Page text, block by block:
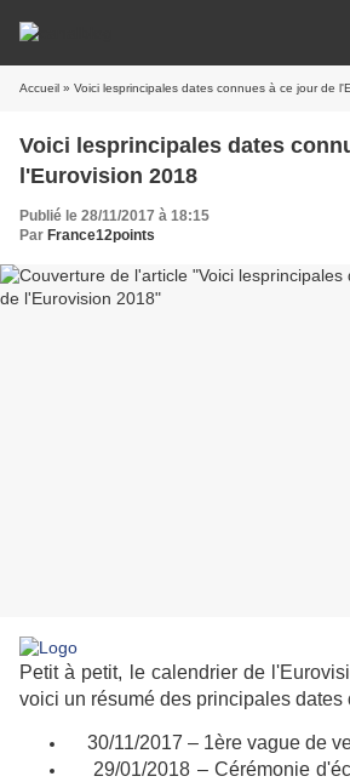
Accueil » Voici lesprincipales dates connues à ce jour de
Voici lesprincipales dates
l'Eurovision 2018
Publié le 28/11/2017 à 18:15
Par France12points
Petit à petit, le calendrier de
voici un résumé des principales dates
30/11/2017 – 1ère vague de
29/01/2018 – Cérémonie